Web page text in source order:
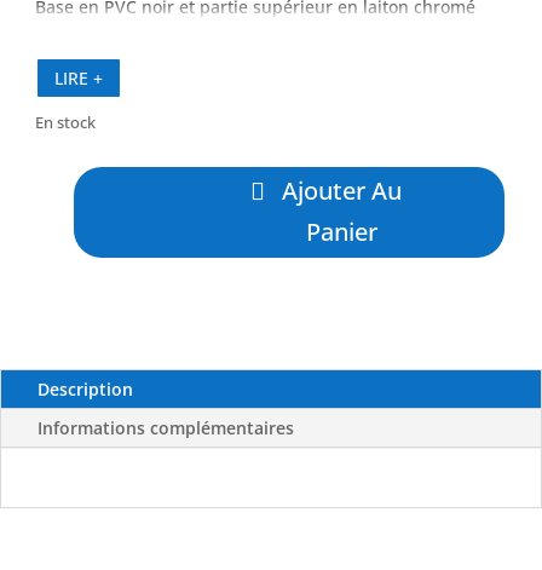
Base en PVC noir et partie supérieur en laiton chromé
LIRE +
En stock
quantité
Ajouter Au
Panier
Description
Informations complémentaires